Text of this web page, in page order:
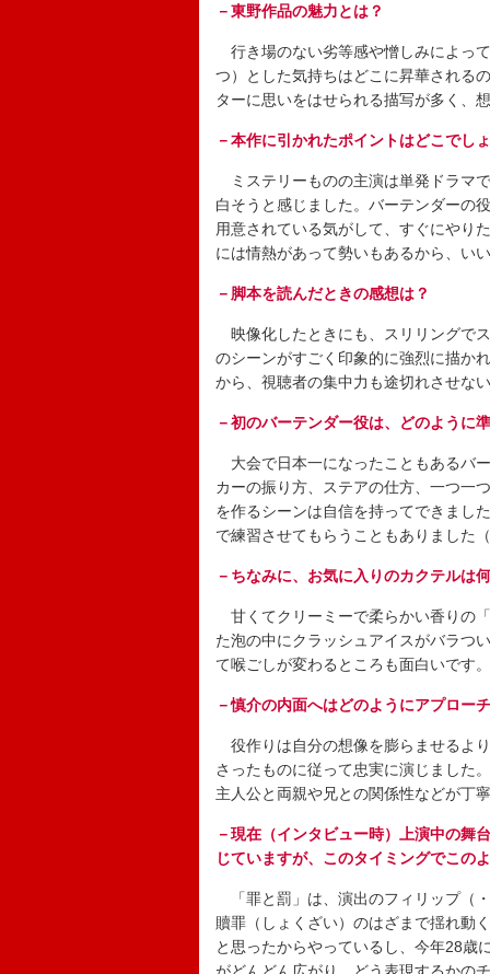
－東野作品の魅力とは？
行き場のない劣等感や憎しみによっ
つ）とした気持ちはどこに昇華される
ターに思いをはせられる描写が多く、
－本作に引かれたポイントはどこでし
ミステリーものの主演は単発ドラマ
白そうと感じました。バーテンダーの
用意されている気がして、すぐにやり
には情熱があって勢いもあるから、い
－脚本を読んだときの感想は？
映像化したときにも、スリリングで
のシーンがすごく印象的に強烈に描か
から、視聴者の集中力も途切れさせな
－初のバーテンダー役は、どのように
大会で日本一になったこともあるバ
カーの振り方、ステアの仕方、一つ一
を作るシーンは自信を持ってできまし
で練習させてもらうこともありました
－ちなみに、お気に入りのカクテルは
甘くてクリーミーで柔らかい香りの
た泡の中にクラッシュアイスがバラつ
て喉ごしが変わるところも面白いです。
－慎介の内面へはどのようにアプロー
役作りは自分の想像を膨らませるよ
さったものに従って忠実に演じました
主人公と両親や兄との関係性などが丁
－現在（インタビュー時）上演中の舞
じていますが、このタイミングでこの
「罪と罰」は、演出のフィリップ（
贖罪（しょくざい）のはざまで揺れ動
と思ったからやっているし、今年28歳